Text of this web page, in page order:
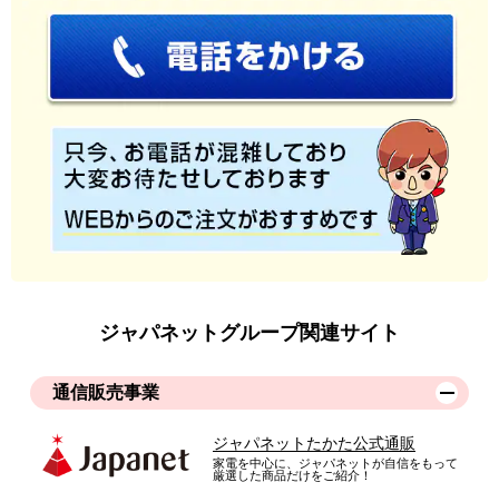
ジャパネットグループ関連サイト
通信販売事業
ジャパネットたかた公式通販
家電を中心に、ジャパネットが自信をもって
厳選した商品だけをご紹介！